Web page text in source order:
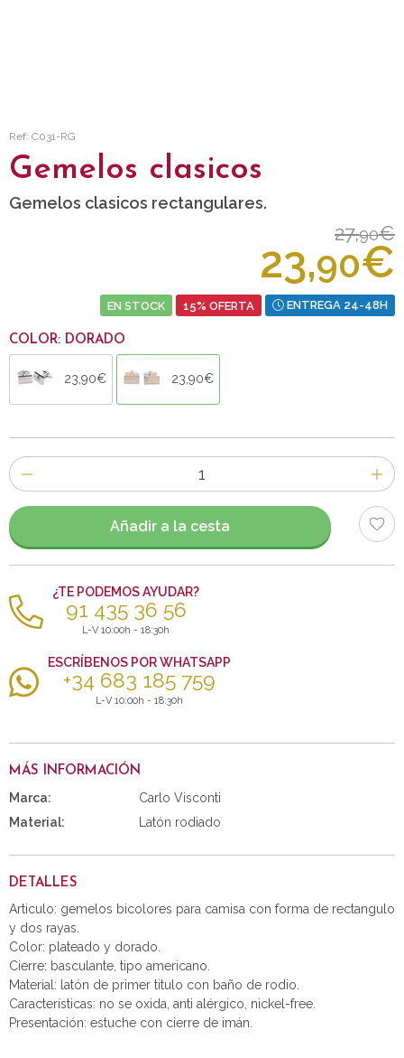
Ref: C031-RG
Gemelos clasicos
Gemelos clasicos rectangulares.
27,90€
23,90€
EN STOCK 15% OFERTA ENTREGA 24-48H
COLOR: DORADO
23,90€ 23,90€
Número
de
artículos
Añadir a la cesta
¿TE PODEMOS AYUDAR?
91 435 36 56
L-V 10:00h - 18:30h
ESCRÍBENOS POR WHATSAPP
+34 683 185 759
L-V 10:00h - 18:30h
MÁS INFORMACIÓN
Marca:
Carlo Visconti
Material:
Latón rodiado
DETALLES
Articulo: gemelos bicolores para camisa con forma de rectangulo
y dos rayas.
Color: plateado y dorado.
Cierre: basculante, tipo americano.
Material: latón de primer titulo con baño de rodio.
Características: no se oxida, anti alérgico, nickel-free.
Presentación: estuche con cierre de imán.